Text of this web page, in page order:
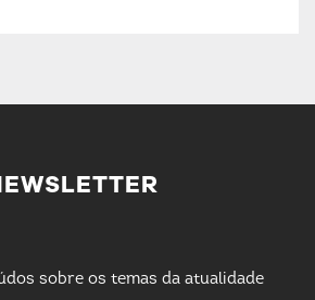
sobre os temas da atualidade